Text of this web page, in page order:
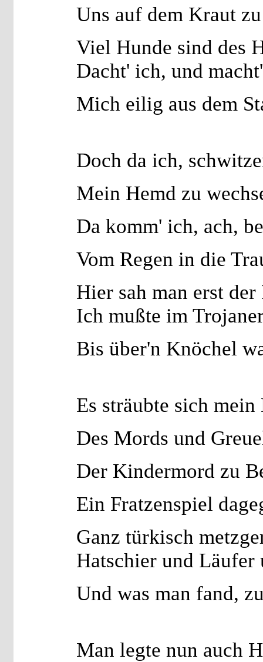
Uns auf dem Kraut
Viel Hunde sind des
Dacht' ich, und
Mich eilig aus dem
Doch da ich,
Mein Hemd zu
Da komm' ich, ach,
Vom Regen in die
Hier sah man erst
Ich mußte im
Bis über'n Knöchel
Es sträubte sich mein
Des Mords und
Der Kindermord zu
Ein Fratzenspiel
Ganz türkisch
Hatschier und Läufer
Und was man fand,
Man legte nun auch